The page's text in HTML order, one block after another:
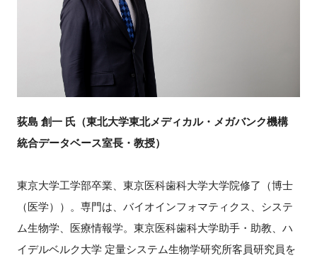
荻島 創一 氏（東北大学東北メディカル・メガバンク機構
統合データベース室長・教授）
東京大学工学部卒業、東京医科歯科大学大学院修了（博士
（医学））。専門は、バイオインフォマティクス、システ
ム生物学、医療情報学。東京医科歯科大学助手・助教、ハ
イデルベルク大学 定量システム生物学研究所客員研究員を